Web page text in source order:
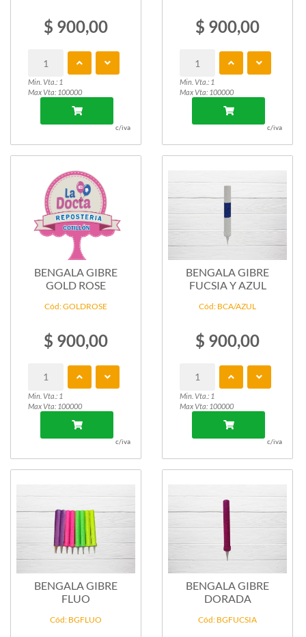
$ 900,00
Min. Vta.: 1
Max Vta: 100000
c/iva
$ 900,00
Min. Vta.: 1
Max Vta: 100000
c/iva
BENGALA GIBRE
GOLD ROSE
Cód: GOLDROSE
$ 900,00
Min. Vta.: 1
Max Vta: 100000
c/iva
BENGALA GIBRE
FUCSIA Y AZUL
Cód: BCA/AZUL
$ 900,00
Min. Vta.: 1
Max Vta: 100000
c/iva
BENGALA GIBRE
FLUO
Cód: BGFLUO
BENGALA GIBRE
DORADA
Cód: BGFUCSIA